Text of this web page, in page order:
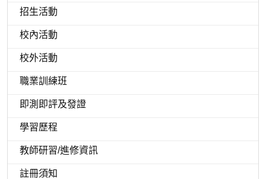
招生活動
校內活動
校外活動
職業訓練班
即測即評及發證
學習歷程
教師研習/進修資訊
註冊須知